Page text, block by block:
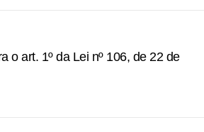
o art. 1º da Lei nº 106, de 22 de